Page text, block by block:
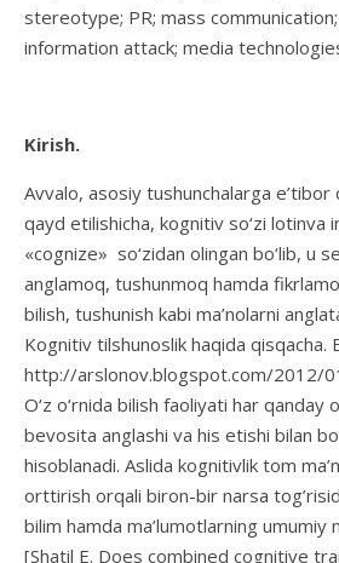
stereotype; PR; mass
information attack; media
Kirish.
Avvalo, asosiy tushunchalarga
qayd etilishicha, kognitiv so‘zi lotinva
«cognize» so‘zidan olingan bo‘lib, u
anglamoq, tushunmoq hamda
bilish, tushunish kabi ma’nolarni
Kognitiv tilshunoslik haqida qisqacha.
http://arslonov.blogspot.com/2012/
O‘z o‘rnida bilish faoliyati har qanday
bevosita anglashi va his etishi bilan
hisoblanadi. Aslida kognitivlik tom
orttirish orqali biron-bir narsa
bilim hamda ma’lumotlarning umumiy
[Shatil E. Does combined cognitive